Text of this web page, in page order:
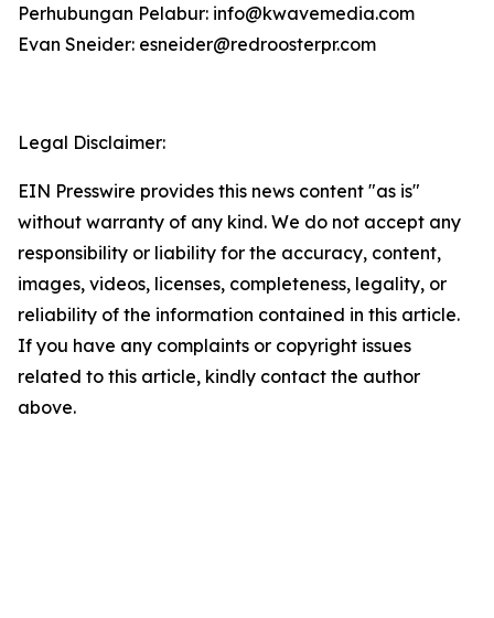
Perhubungan Pelabur: info@kwavemedia.com
Evan Sneider: esneider@redroosterpr.com
Legal Disclaimer:
EIN Presswire provides this news content "as is"
without warranty of any kind. We do not accept any
responsibility or liability for the accuracy, content,
images, videos, licenses, completeness, legality, or
reliability of the information contained in this article.
If you have any complaints or copyright issues
related to this article, kindly contact the author
above.